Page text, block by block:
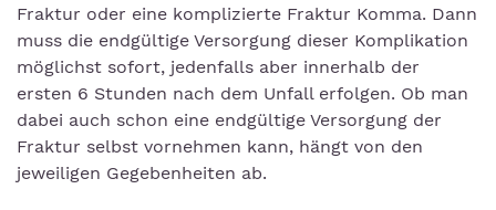
Fraktur oder eine komplizierte Fraktur Komma. Dann
muss die endgültige Versorgung dieser Komplikation
möglichst sofort, jedenfalls aber innerhalb der
ersten 6 Stunden nach dem Unfall erfolgen. Ob man
dabei auch schon eine endgültige Versorgung der
Fraktur selbst vornehmen kann, hängt von den
jeweiligen Gegebenheiten ab.